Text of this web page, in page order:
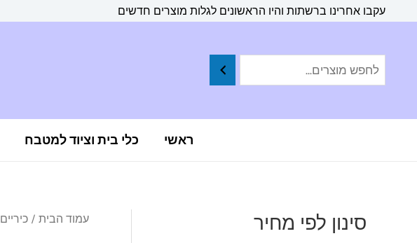
עקבו אחרינו ברשתות והיו הראשונים לגלות מוצרים חדשים
ראשי כלי בית וציוד למטבח
סינון לפי מחיר עמוד הבית / כיריים